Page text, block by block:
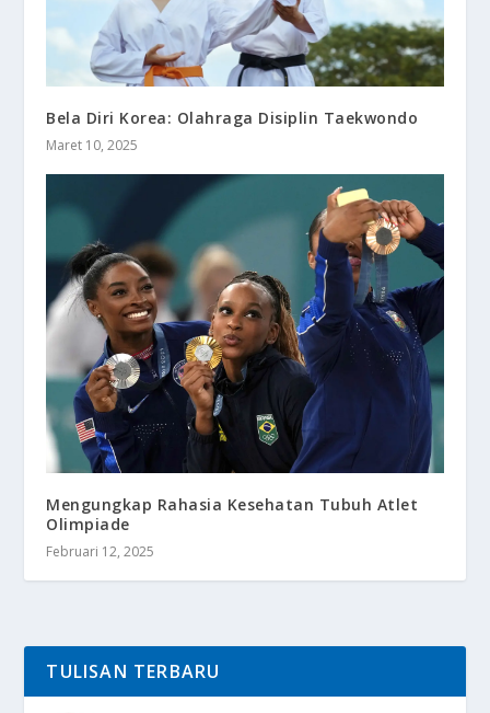
Bela Diri Korea: Olahraga Disiplin Taekwondo
Maret 10, 2025
Mengungkap Rahasia Kesehatan Tubuh Atlet
Olimpiade
Februari 12, 2025
TULISAN TERBARU